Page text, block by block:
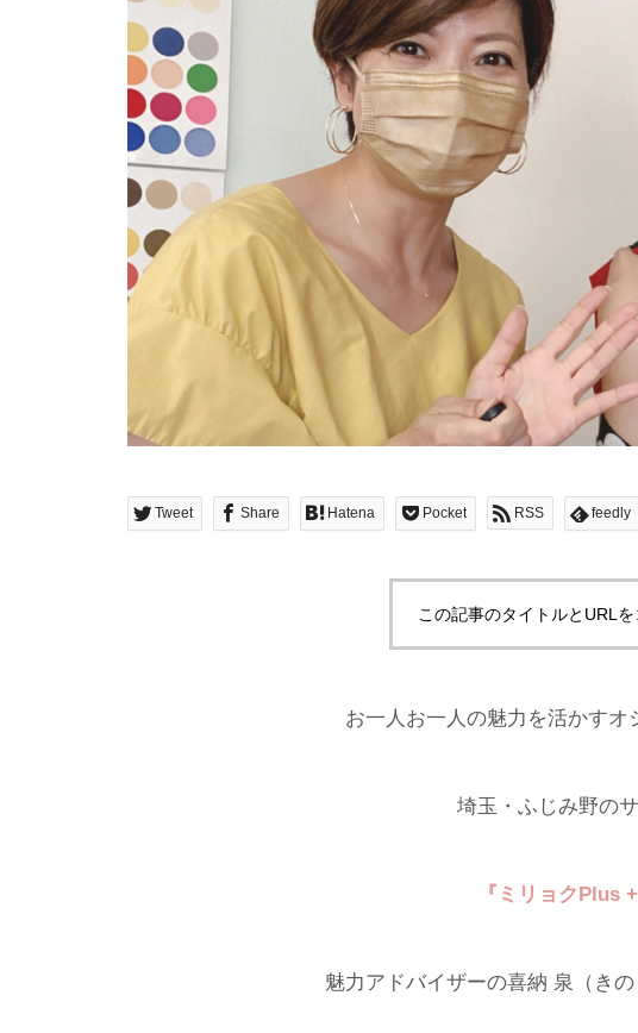
Tweet Share Hatena Pocket RSS feedly
この記事のタイトルとURL
お一人お一人の魅力を活かすオ
埼玉・ふじみ野の
『ミリョクPlus +
魅力アドバイザーの喜納 泉（き